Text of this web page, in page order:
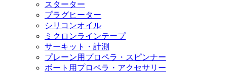
スターター
プラグヒーター
シリコンオイル
ミクロンラインテープ
サーキット・計測
プレーン用プロペラ・スピンナー
ボート用プロペラ・アクセサリー